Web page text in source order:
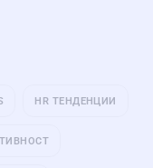
HR ТЕНДЕНЦИИ